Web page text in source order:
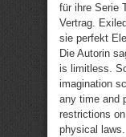
für ihre Serie
Vertrag.
sie perfekt
Die Autorin
is limitless.
imagination
any time and
restrictions
physical